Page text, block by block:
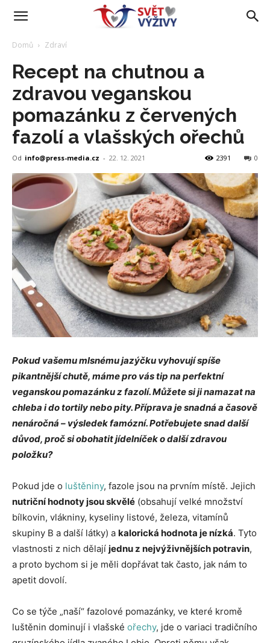
Domů Zdraví
Recept na chutnou a
zdravou veganskou
pomazánku z červených
fazolí a vlašských ořechů
Od info@press-media.cz - 22. 12. 2021 0
2391
Pokud vašemu mlsnému jazýčku vyhovují spíše
pikantnější chutě, máme pro vás tip na perfektní
veganskou pomazánku z fazolí. Můžete si ji namazat na
chleba i do tortily nebo pity. Příprava je snadná a časově
nenáročná – výsledek famózní. Potřebujete snad další
důvod, proč si obohatit jídelníček o další zdravou
položku?
Pokud jde o luštěniny, fazole jsou na prvním místě. Jejich
nutriční hodnoty jsou skvělé (obsahují velké množství
bílkovin, vlákniny, kyseliny listové, železa, vitamínů
skupiny B a další látky) a kalorická hodnota je nízká. Tyto
vlastnosti z nich dělají jednu z nejvýživnějších potravin,
a proto bychom si je měli dopřávat tak často, jak nám to
apetit dovolí.
Co se týče „naší“ fazolové pomazánky, ve které kromě
luštěnin dominují i vlašské ořechy, jde o variaci tradičního